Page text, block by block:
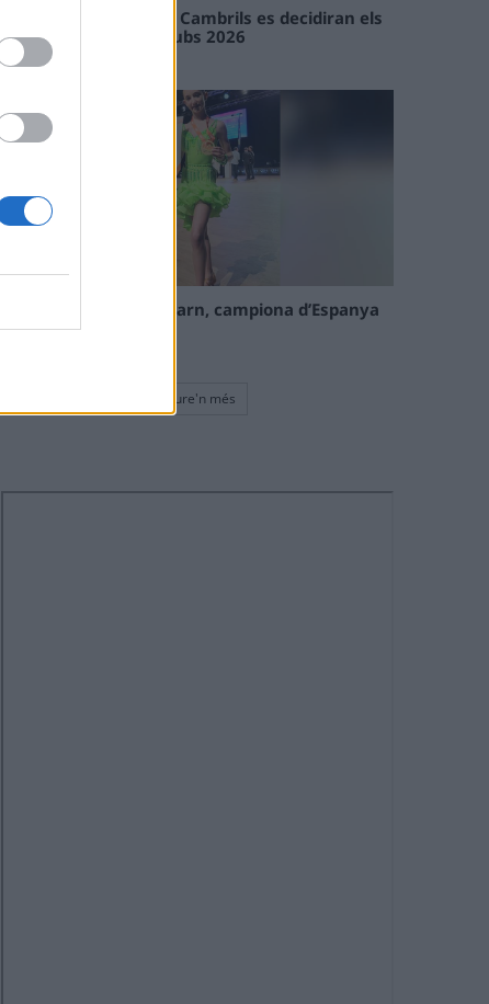
En les tirades de Flix i Cambrils es decidiran els
campions de l’Interclubs 2026
08 maig 2026
La tortosina Cinta Talarn, campiona d’Espanya
de 10 balls solo júnior
Veure'n més